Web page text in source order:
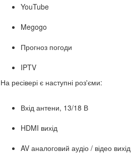
YouTube
Megogo
Прогноз погоди
IPTV
На ресівері є наступні роз'єми:
Вхід антени, 13/18 В
HDMI вихід
AV аналоговий аудіо / відео вихід